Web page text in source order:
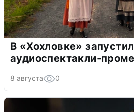
В «Хохловке»
аудиоспектакли-
8 августа 0